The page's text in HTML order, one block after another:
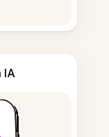
IA